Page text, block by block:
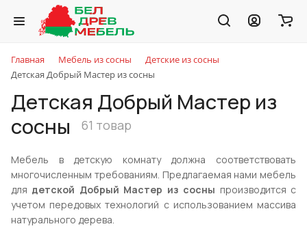
Главная Мебель из сосны
Детские из сосны
Детская Добрый Мастер из сосны
Детская Добрый Мастер из
сосны
61 товар
Мебель в детскую комнату должна соответствовать
многочисленным требованиям. Предлагаемая нами мебель
для детской Добрый Мастер из сосны производится с
учетом передовых технологий с использованием массива
натурального дерева.